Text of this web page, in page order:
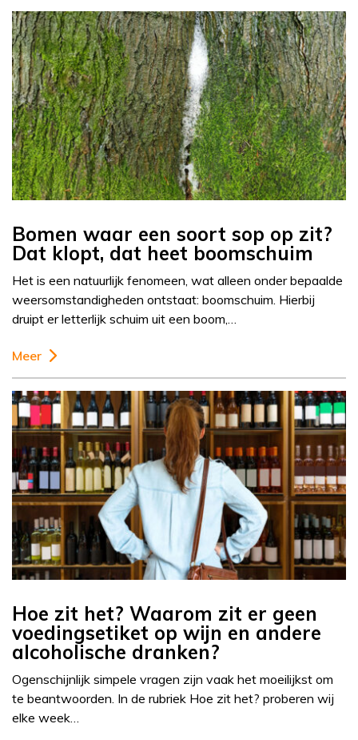
Bomen waar een soort sop op zit?
Dat klopt, dat heet boomschuim
Het is een natuurlijk fenomeen, wat alleen onder bepaalde
weersomstandigheden ontstaat: boomschuim. Hierbij
druipt er letterlijk schuim uit een boom,…
Meer
Hoe zit het? Waarom zit er geen
voedingsetiket op wijn en andere
alcoholische dranken?
Ogenschijnlijk simpele vragen zijn vaak het moeilijkst om
te beantwoorden. In de rubriek Hoe zit het? proberen wij
elke week…